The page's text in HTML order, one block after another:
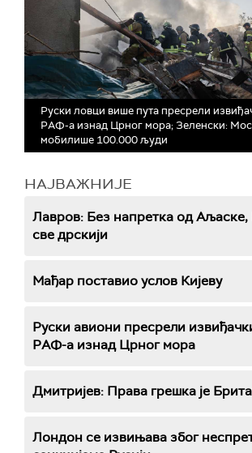
Руски ловци више пута пресрели
РАФ-а изнад Црног мора; Зеленски:
мобилише 100.000 људи
НАЈВАЖНИЈЕ
Лавров: Без напретка од Аљаске,
све дрскији
Мађар поставио услов Кијеву
Руски авиони пресрели
РАФ-а изнад Црног мора
Дмитријев: Права грешка је
Лондон се извињава због